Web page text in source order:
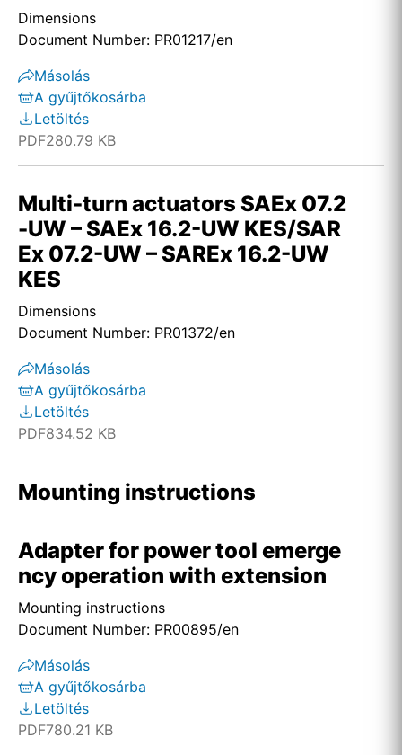
Dimensions
Document Number: PR01217/en
Másolás
A gyűjtőkosárba
Letöltés
PDF280.79 KB
Multi-turn actuators SAEx 07.2
-UW – SAEx 16.2-UW KES/SAR
Ex 07.2-UW – SAREx 16.2-UW
KES
Dimensions
Document Number: PR01372/en
Másolás
A gyűjtőkosárba
Letöltés
PDF834.52 KB
Mounting instructions
Adapter for power tool emerge
ncy operation with extension
Mounting instructions
Document Number: PR00895/en
Másolás
A gyűjtőkosárba
Letöltés
PDF780.21 KB